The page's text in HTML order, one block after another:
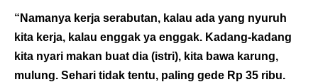
“Namanya kerja serabutan, kalau ada yang nyuruh
kita kerja, kalau enggak ya enggak. Kadang-kadang
kita nyari makan buat dia (istri), kita bawa karung,
mulung. Sehari tidak tentu, paling gede Rp 35 ribu.